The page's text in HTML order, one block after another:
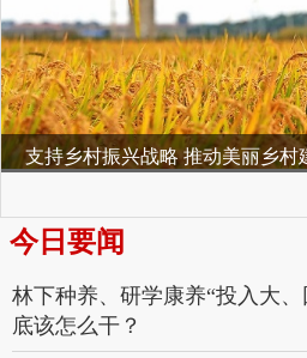
支持乡村振兴战略 推动美丽乡村
今日要闻
林下种养、研学康养“投入大、
底该怎么干？